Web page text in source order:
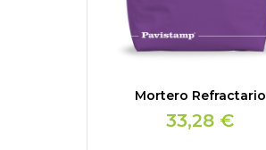
Mortero Refractario
33,28 €